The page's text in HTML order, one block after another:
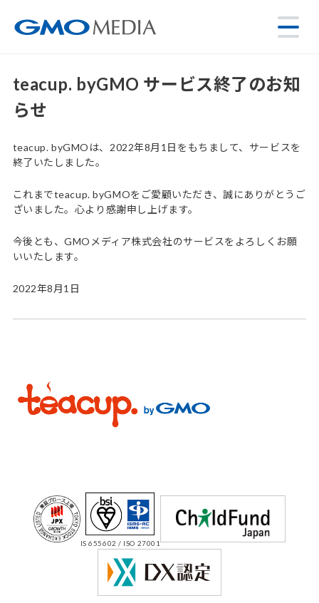
teacup. byGMO サービス終了のお知
らせ
teacup. byGMOは、2022年8月1日をもちまして、サービスを
終了いたしました。
これまでteacup. byGMOをご愛顧いただき、誠にありがとうご
ざいました。心より感謝申し上げます。
今後とも、GMOメディア株式会社のサービスをよろしくお願
いいたします。
2022年8月1日
IS 655602 / ISO 27001